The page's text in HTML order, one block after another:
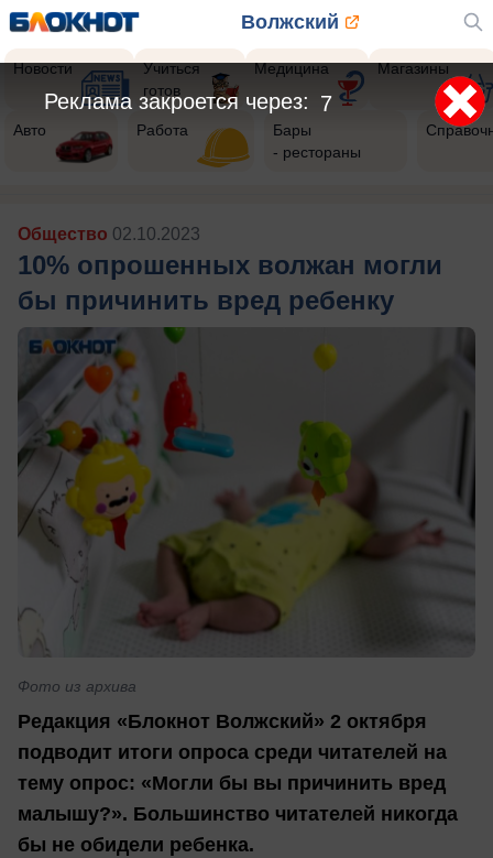
Волжский
Новости
Учиться
готов
Медицина Магазины
Авто Работа
Бары
- рестораны
Общество 02.10.2023
10% опрошенных волжан могли
бы причинить вред ребенку
Фото из архива
Редакция «Блокнот Волжский» 2 октября
подводит итоги опроса среди читателей на
тему опрос: «Могли бы вы причинить вред
малышу?». Большинство читателей никогда
бы не обидели ребенка.
5
Реклама закроется через: